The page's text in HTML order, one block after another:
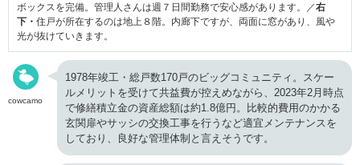
ボックスを完備。管理人さんは週７日間勤務で安心感があります。／右
下・ 住戸が所在するのは地上８階。内廊下ですが、両面に窓があり、風や
光が抜けていきます。
cowcamo
1978年竣工・総戸数170戸のビッグコミュニティ。スケー
ルメリットを受けて共益費が控えめながら、2023年2月時点
で修繕積立金の資産総額は約1.8億円。比較的費用のかかる
玄関扉やサッシの交換工事を行うなど適宜メンテナンスを
しており、良好な管理体制と言えそうです。